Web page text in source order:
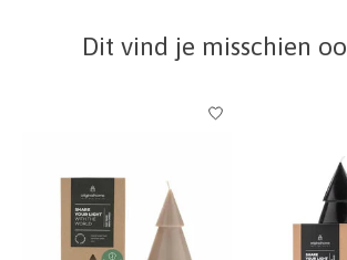
Dit vind je misschien
Items van productcarrousel